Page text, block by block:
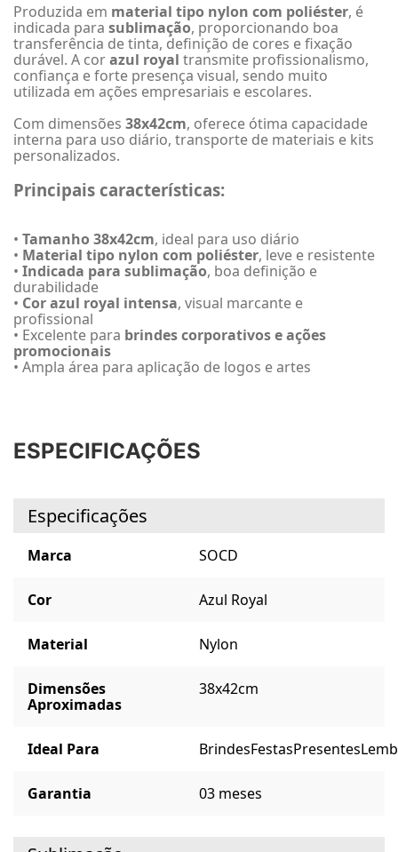
Produzida em material tipo nylon com poliéster, é
indicada para sublimação, proporcionando boa
transferência de tinta, definição de cores e fixação
durável. A corazul royal transmite profissionalismo,
confiança e forte presença visual, sendo muito
utilizada em ações empresariais e escolares.
Com dimensões 38x42cm, oferece ótima capacidade
interna para uso diário, transporte de materiais e kits
personalizados.
Principais características:
• Tamanho 38x42cm, ideal para uso diário
• Material tipo nylon com poliéster, leve e resistente
• Indicada para sublimação, boa definição e
durabilidade
• Cor azul royal intensa, visual marcante e
profissional
• Excelente para brindes corporativos e ações
promocionais
• Ampla área para aplicação de logos e artes
ESPECIFICAÇÕES
Especificações
Marca SOCD
Cor Azul Royal
Material Nylon
Dimensões
Aproximadas
38x42cm
Ideal Para BrindesFestasPresentes
Garantia 03 meses